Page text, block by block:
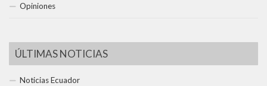
Opiniones
ÚLTIMAS NOTICIAS
Noticias Ecuador